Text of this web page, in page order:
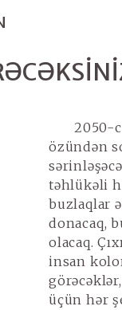
2050-
özündən
təhlükəli
buzlaqlar
donacaq,
olacaq.
insan
üçün hər